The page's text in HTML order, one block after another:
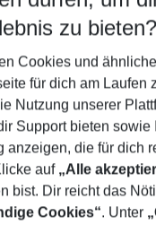
5-8 Nächte
Keine Kinder
Mehr Filter anzeigen
zu bieten?
Cookies und
für dich am Laufen
Nutzung unserer
Support bieten sowie
anzeigen, die für dich
auf „Alle
bist. Dir reicht das
Cookies“. Unter